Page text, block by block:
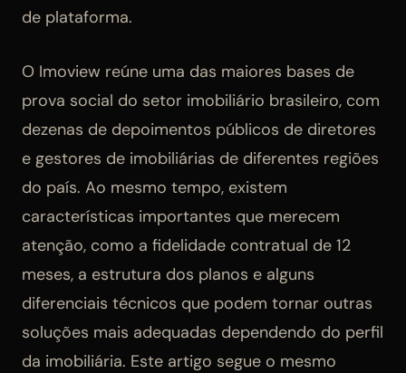
de plataforma.
O Imoview reúne uma das maiores bases de
prova social do setor imobiliário brasileiro, com
dezenas de depoimentos públicos de diretores
e gestores de imobiliárias de diferentes regiões
do país. Ao mesmo tempo, existem
características importantes que merecem
atenção, como a fidelidade contratual de 12
meses, a estrutura dos planos e alguns
diferenciais técnicos que podem tornar outras
soluções mais adequadas dependendo do perfil
da imobiliária. Este artigo segue o mesmo